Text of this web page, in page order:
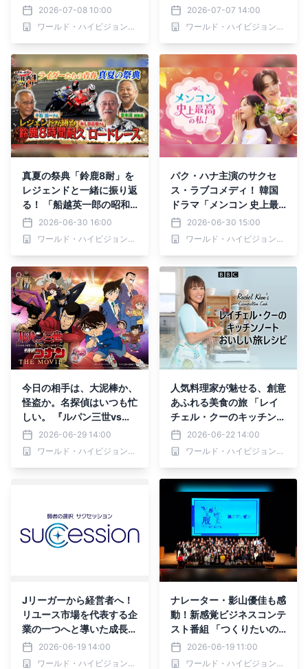
（日）夕方6時～BS12 ト
ゥエルビで全国無料放送
今夏も髙島屋各店開催「Fr
ラボイベント実施！
2026-07-08 10:00
ワールド・ハイビジョン・チャンネル株式会社
ー」 毎週木曜よる9時～ B
S12 トゥエルビで放送
2026-07-07 14:00
ワールド・ハイビジョン・チャンネル株式会社
真夏の祭典「鈴鹿8耐」を
レジェンドと一緒に振り返
る！ 「船越英一郎の昭和
再生ファクトリー」 7月2
日（木）よる9時～ BS12
トゥエルビで放送
2026-06-30 16:00
ワールド・ハイビジョン・チャンネル株式会社
パク・ハナ主演のサクセ
ス・ラブコメディ！ 韓国
ドラマ「メンコン 史上最
高の私！」 7月3日（金）
夕方5:30～ BS12 トゥエ
ルビで放送スタート
2026-06-30 15:00
ワールド・ハイビジョン・チャンネル株式会社
今日の相手は、大泥棒か、
怪盗か。名探偵はいつも忙
しい。 『ルパン三世vs名
探偵コナン THE MOVIE』
『名探偵コナン vs. 怪盗キ
ッド』2作品放送 7月の
2026-06-29 14:00
ワールド・ハイビジョン・チャンネル株式会社
人気料理家が魅せる、創意
あふれる美食の旅 「レイ
チェル・クーのキッチンノ
ート おいしい旅レシピ」
6月29日（月）よる7時～
BS12 トゥエルビで放送開
2026-06-22 14:00
ワールド・ハイビジョン・チャンネル株式会社
Jリーガーから経営者へ！
リユース市場を代表する企
業の一つへと導いた成長戦
略に迫る 「賢者の選択サ
クセッション」 6月20日
2026-06-19 14:00
ワールド・ハイビジョン・チャンネル株式会社
ナレーター・影山優佳も感
動！新感覚ビジネスコンテ
スト番組 「つくりたいの
はおもしろい方の脱炭素～
デカボチャレンジ2026春
2026-06-19 11:00
ワールド・ハイビジョン・チャンネル株式会社